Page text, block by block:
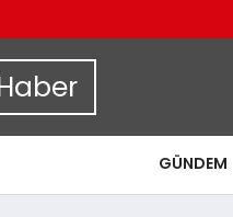
GÜNDEM